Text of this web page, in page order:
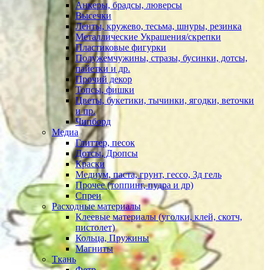
Анкеры, брадсы, люверсы
Высечки
Ленты, кружево, тесьма, шнуры, резинка
Металлические Украшения/скрепки
Пластиковые фигурки
Полужемчужины, стразы, бусинки, дотсы,
пайетки и др.
Прочий декор
Топсы, фишки
Цветы, букетики, тычинки, ягодки, веточки
и пр.
Чипборд
Медиа
Глиттер, песок
Дотсы, Дропсы
Краски
Медиум, паста, грунт, гессо, 3д гель
Прочее (топпинг, пудра и др)
Спреи
Расходные материалы
Клеевые материалы (уголки, клей, скотч,
пистолет)
Кольца, Пружины
Магниты
Ткань